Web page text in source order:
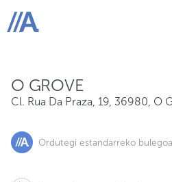
ABANCA
O GROVE
Cl. Rua Da Praza, 19, 36980, O
Ordutegi estandarreko bulegoa
Cl. Rua Da Praza, 19, 36980, O